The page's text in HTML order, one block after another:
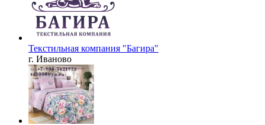
Текстильная компания "Багира"
г. Иваново